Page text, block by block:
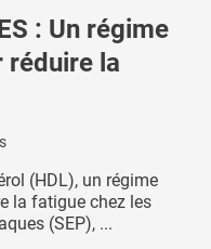
: Un régime
réduire la
(HDL), un régime
la fatigue chez les
(SEP), ...